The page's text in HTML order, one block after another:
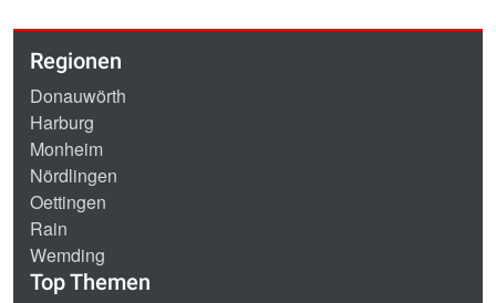
Regionen
Donauwörth
Harburg
Monheim
Nördlingen
Oettingen
Rain
Wemding
Top Themen